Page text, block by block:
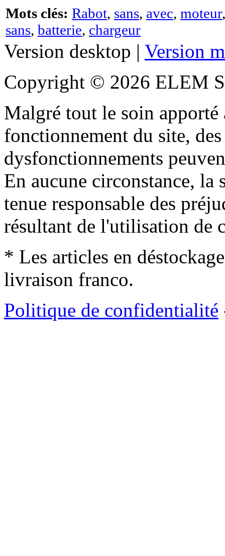
Mots clés: Rabot, sans, avec, moteur
sans, batterie, chargeur
Version desktop | Version
Copyright © 2026 ELEM
Malgré tout le soin apporté
fonctionnement du site,
dysfonctionnements
En aucune circonstance, la
tenue responsable des
résultant de l'utilisation de
* Les articles en
livraison franco.
Politique de confidentialité